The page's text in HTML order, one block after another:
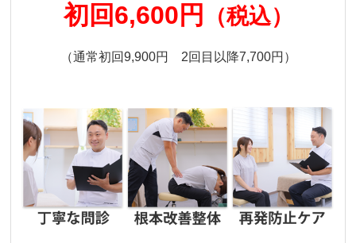
初回6,600円 （税込）
（通常初回9,900円 2回目以降7,700円）